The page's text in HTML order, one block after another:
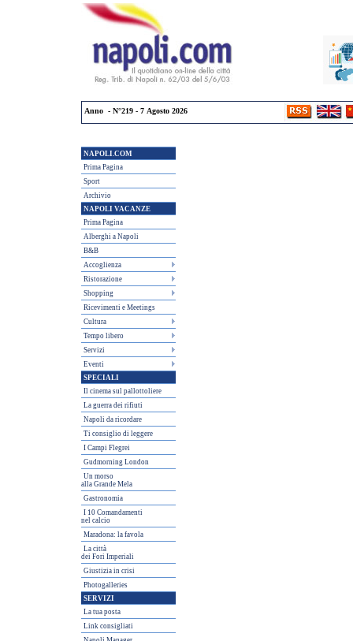
Anno - N°219 - 7 Agosto 2026
NAPOLI.COM
Prima Pagina
Sport
Archivio
NAPOLI VACANZE
Prima Pagina
Alberghi a Napoli
B&B
Accoglienza
Ristorazione
Shopping
Ricevimenti e Meetings
Cultura
Tempo libero
Servizi
Eventi
SPECIALI
Il cinema sul pallottoliere
La guerra dei rifiuti
Napoli da ricordare
Ti consiglio di leggere
I Campi Flegrei
Gudmorning London
Un morso
alla Grande Mela
Gastronomia
I 10 Comandamenti
nel calcio
Maradona: la favola
La città
dei Fori Imperiali
Giustizia in crisi
Photogalleries
SERVIZI
La tua posta
Link consigliati